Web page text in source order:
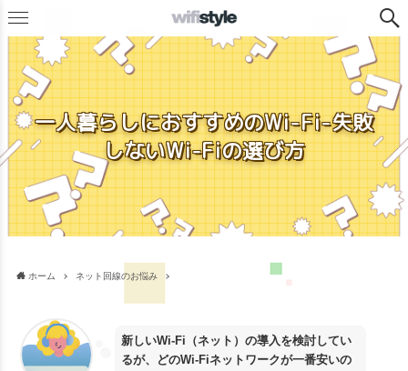
一人暮らしにおすすめのWi-Fi-失敗
しないWi-Fiの選び方
ホーム ネット回線のお悩み
新しいWi-Fi（ネット）の導入を検討してい
るが、どのWi-Fiネットワークが一番安いの